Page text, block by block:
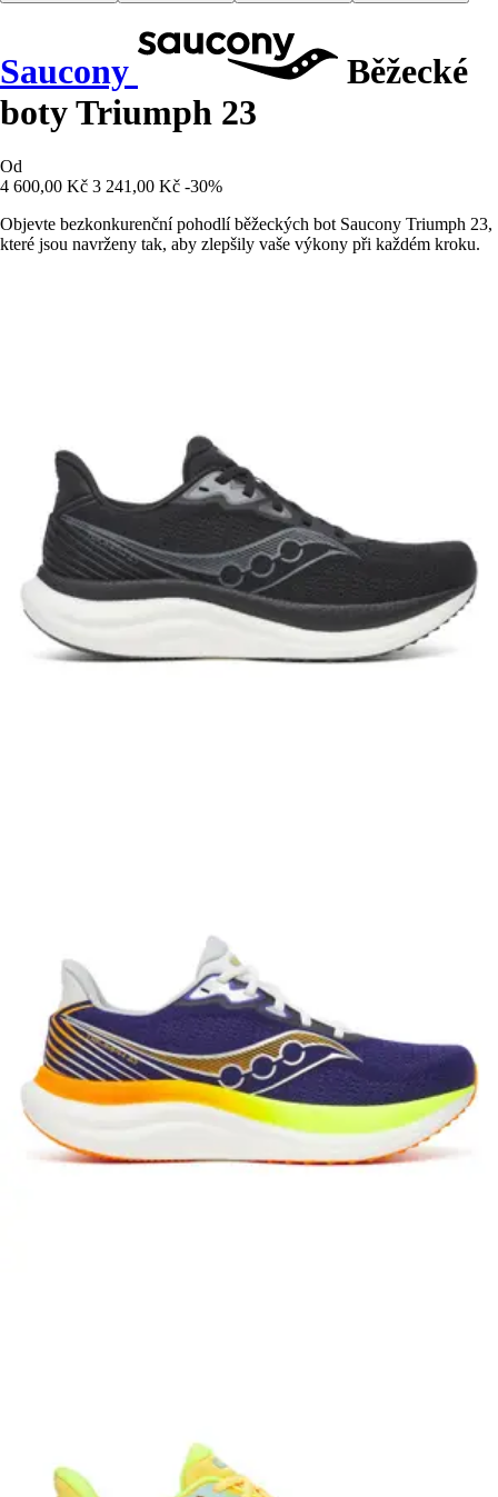
Saucony
Běžecké
boty Triumph 23
Od
4 600,00 Kč 3 241,00 Kč -30%
Objevte bezkonkurenční pohodlí běžeckých bot Saucony Triumph 23,
které jsou navrženy tak, aby zlepšily vaše výkony při každém kroku.